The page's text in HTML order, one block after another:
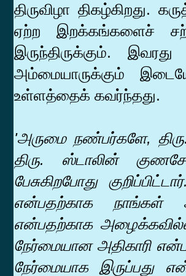
திருவிழா திகழ்கிறது.
ஏற்ற இறக்கங்களைச்
இருந்திருக்கும்.
அம்மையாருக்கும்
உள்ளத்தைக் கவர்ந்தது.
'அருமை நண்பர்களே,
திரு. ஸ்டாலின்
பேசுகிறபோது
என்பதற்காக நாங்கள்
என்பதற்காக
நேர்மையான அதிகாரி
நேர்மையாக இருப்பது